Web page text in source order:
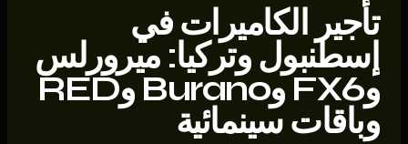
تأجير الكاميرات في
إسطنبول وتركيا: ميرورلس
وFX6 وBurano وRED
وباقات سينمائية